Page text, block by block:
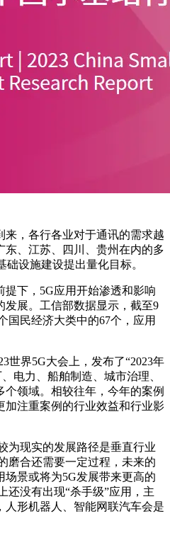
，各行各业对于通讯的需求越
、江苏、四川、贵州在内的多
础设施建设提出量化目标。
下，5G应用开始渗透和影响
展。工信部数据显示，截至9
国民经济大类中的67个，应用
界5G大会上，发布了“2023年
电力、船舶制造、城市治理、
领域。相较往年，今年的案例
加注重案例的行业效益和行业影
现实的发展路径是垂直行业
磨合还需要一定过程，未来的
景或将为5G发展带来更高的
还没有出现“杀手级”应用，主
形机器人、智能网联汽车会是